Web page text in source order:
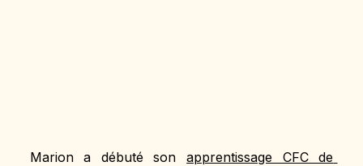
Marion a débuté son apprentissage CFC de